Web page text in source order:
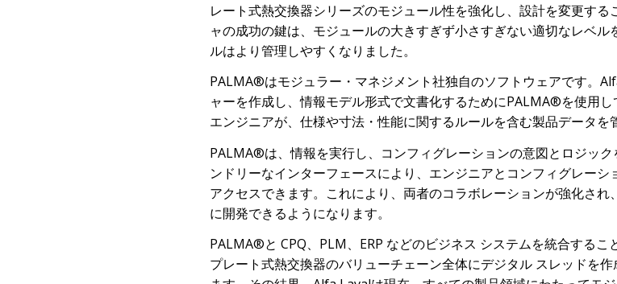
レート式熱交換器シリーズのモジュール性を強化し、設計を変更す
ャの成功の鍵は、モジュールの大きすぎず小さすぎない適切なレベ
ルはより管理しやすくなりました。
PALMA®はモジュラー・マネジメント社独自のソフトウェアです。
ャーを作成し、情報モデル形式で文書化するためにPALMA®を使用し
エンジニアが、仕様や寸法・性能に関するルールを含む製品データを
PALMA®は、情報を実行し、コンフィグレーションの意図とロジッ
ンドリーなインターフェースにより、エンジニアとコンフィグレー
アクセスできます。これにより、両者のコラボレーションが強化さ
に開発できるようになります。
PALMA®と CPQ、PLM、E​​RP などのビジネス システムを統合する
プレート式熱交換器のバリューチェーン全体にデジタル スレッドを